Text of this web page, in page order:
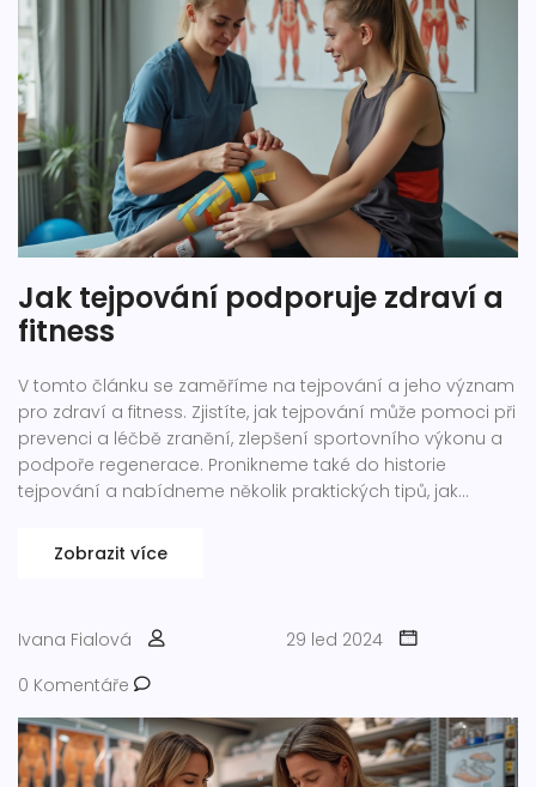
Jak tejpování podporuje zdraví a
fitness
V tomto článku se zaměříme na tejpování a jeho význam
pro zdraví a fitness. Zjistíte, jak tejpování může pomoci při
prevenci a léčbě zranění, zlepšení sportovního výkonu a
podpoře regenerace. Pronikneme také do historie
tejpování a nabídneme několik praktických tipů, jak
Zobrazit více
Ivana Fialová
29 led 2024
0 Komentáře